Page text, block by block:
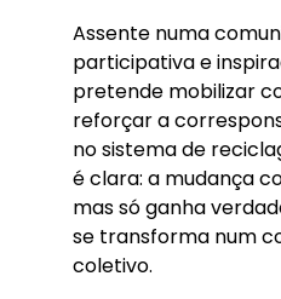
Assente numa
participativa e
pretende mobilizar
reforçar a
no sistema de
é clara: a mudança
mas só ganha
se transforma num
coletivo.